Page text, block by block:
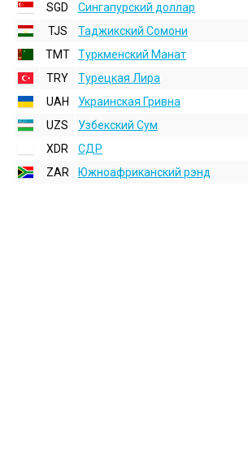
SGD
Сингапурский доллар
TJS
Таджикский Сомони
TMT
Туркменский Манат
TRY
Турецкая Лира
UAH
Украинская Гривна
UZS
Узбекский Сум
XDR
СДР
ZAR
Южноафриканский рэнд